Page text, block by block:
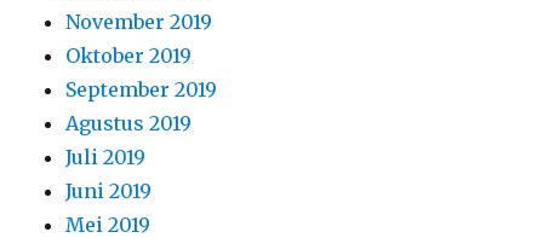
November 2019
Oktober 2019
September 2019
Agustus 2019
Juli 2019
Juni 2019
Mei 2019